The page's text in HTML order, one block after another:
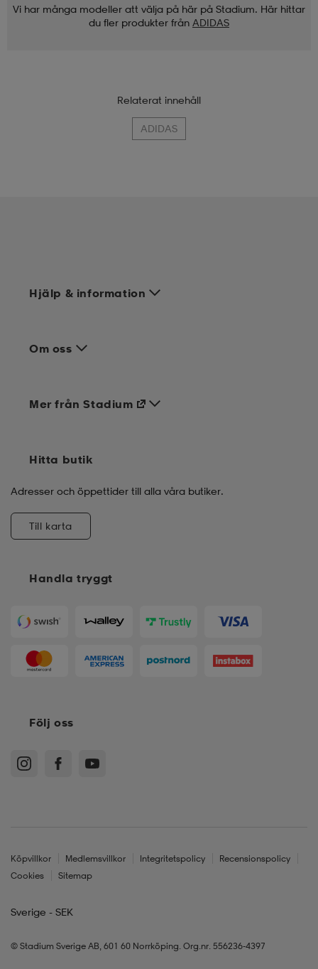
Vi har många modeller att välja på här på Stadium. Här hittar
du fler produkter från ADIDAS
Relaterat innehåll
ADIDAS
Hjälp & information
Om oss
Handla tryggt
Mer från Stadium
Hitta butik
Adresser och öppettider till alla våra butiker.
Till karta
Följ oss
Köpvillkor Medlemsvillkor Integritetspolicy
Recensionspolicy
Cookies
Sitemap
Sverige - SEK
© Stadium Sverige AB, 601 60 Norrköping. Org.nr. 556236-4397